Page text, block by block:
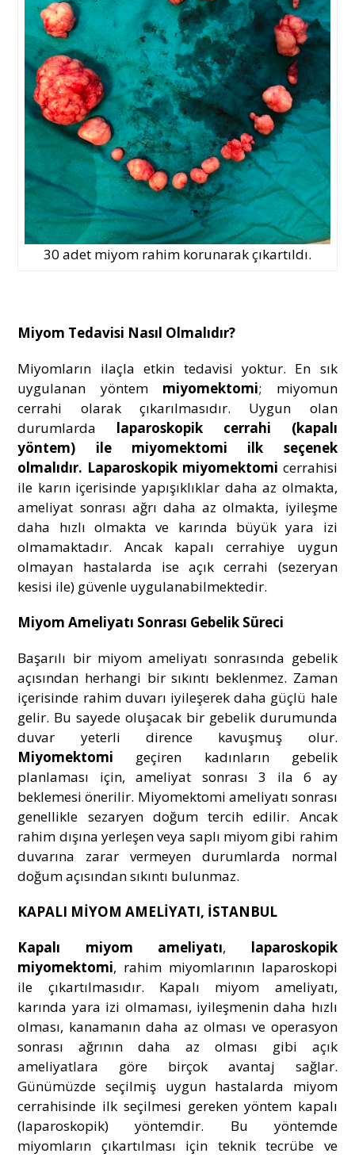
30 adet miyom rahim korunarak çıkartıldı.
Miyom Tedavisi Nasıl Olmalıdır?
Miyomların ilaçla etkin tedavisi yoktur. En sık
uygulanan yöntem miyomektomi; miyomun
cerrahi olarak çıkarılmasıdır. Uygun olan
durumlarda laparoskopik cerrahi (kapalı
yöntem) ile miyomektomi ilk seçenek
olmalıdır. Laparoskopik miyomektomi cerrahisi
ile karın içerisinde yapışıklıklar daha az olmakta,
ameliyat sonrası ağrı daha az olmakta, iyileşme
daha hızlı olmakta ve karında büyük yara izi
olmamaktadır. Ancak kapalı cerrahiye uygun
olmayan hastalarda ise açık cerrahi (sezeryan
kesisi ile) güvenle uygulanabilmektedir.
Miyom Ameliyatı Sonrası Gebelik Süreci
Başarılı bir miyom ameliyatı sonrasında gebelik
açısından herhangi bir sıkıntı beklenmez. Zaman
içerisinde rahim duvarı iyileşerek daha güçlü hale
gelir. Bu sayede oluşacak bir gebelik durumunda
duvar yeterli dirence kavuşmuş olur.
Miyomektomi geçiren kadınların gebelik
planlaması için, ameliyat sonrası 3 ila 6 ay
beklemesi önerilir. Miyomektomi ameliyatı sonrası
genellikle sezaryen doğum tercih edilir. Ancak
rahim dışına yerleşen veya saplı miyom gibi rahim
duvarına zarar vermeyen durumlarda normal
doğum açısından sıkıntı bulunmaz.
KAPALI MİYOM AMELİYATI, İSTANBUL
Kapalı miyom ameliyatı, laparoskopik
miyomektomi, rahim miyomlarının laparoskopi
ile çıkartılmasıdır. Kapalı miyom ameliyatı,
karında yara izi olmaması, iyileşmenin daha hızlı
olması, kanamanın daha az olması ve operasyon
sonrası ağrının daha az olması gibi açık
ameliyatlara göre birçok avantaj sağlar.
Günümüzde seçilmiş uygun hastalarda miyom
cerrahisinde ilk seçilmesi gereken yöntem kapalı
(laparoskopik) yöntemdir. Bu yöntemde
miyomların çıkartılması için teknik tecrübe ve